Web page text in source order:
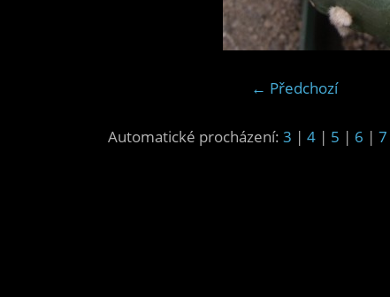
← Předchozí
Automatické procházení: 3 | 4 | 5 | 6 | 7